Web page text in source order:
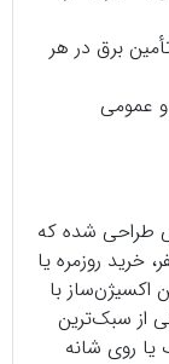
برق در هر
و عمومی
طراحی شده که
خرید روزمره یا
اکسیژن‌ساز با
یکی از سبک‌ترین
روی شانه